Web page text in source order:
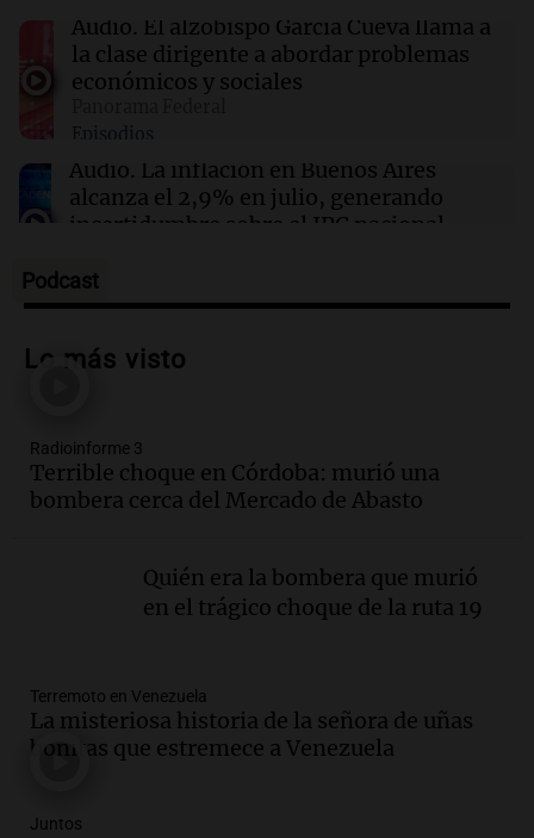
15:00 Sociedad
Quiniela matutina: conocé los números
ganadores de hoy viernes 7 de agosto.
Audio. El alzobispo García Cueva llama a
la clase dirigente a abordar problemas
económicos y sociales
Episodios
Audio. La inflación en Buenos Aires
alcanza el 2,9% en julio, generando
incertidumbre sobre el IPC nacional
Episodios
Audio.Descuentos de hasta 700.000
generan fuertes críticas
Audio.Docentes de Jujuy denuncian
descuentos de hasta 700.000 pesos en
sus salarios y genera alarma
Siniestro vial en Salta: una mujer
fallece tras perder el control de su
Episodios
Audio.Docentes de Jujuy enfrentan
descuentos de hasta 700.000 pesos en
Podcast
Lo más visto
Radioinforme 3
Terrible choque en Córdoba: murió una
bombera cerca del Mercado de Abasto
Quién era la bombera que murió
en el trágico choque de la ruta 19
Terremoto en Venezuela
La misteriosa historia de la señora de uñas
bonitas que estremece a Venezuela
Juntos